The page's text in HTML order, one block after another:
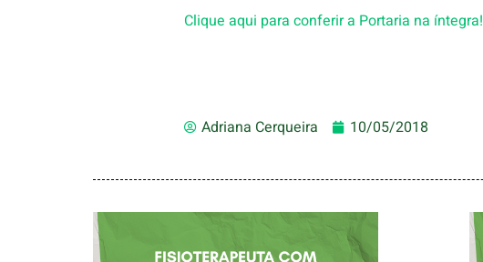
Clique aqui para conferir a Portaria na íntegra!
Adriana Cerqueira 10/05/2018